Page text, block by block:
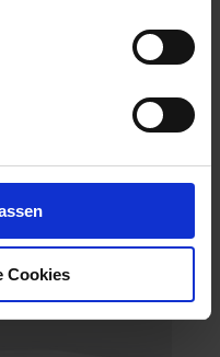
Cookies